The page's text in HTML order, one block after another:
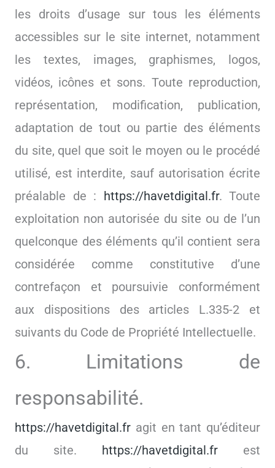
les droits d’usage sur tous les éléments
accessibles sur le site internet, notamment
les textes, images, graphismes, logos,
vidéos, icônes et sons. Toute reproduction,
représentation, modification, publication,
adaptation de tout ou partie des éléments
du site, quel que soit le moyen ou le procédé
utilisé, est interdite, sauf autorisation écrite
préalable de : https://havetdigital.fr. Toute
exploitation non autorisée du site ou de l’un
quelconque des éléments qu’il contient sera
considérée comme constitutive d’une
contrefaçon et poursuivie conformément
aux dispositions des articles L.335-2 et
suivants du Code de Propriété Intellectuelle.
6. Limitations de
responsabilité.
https://havetdigital.fr agit en tant qu’éditeur
du site. https://havetdigital.fr est